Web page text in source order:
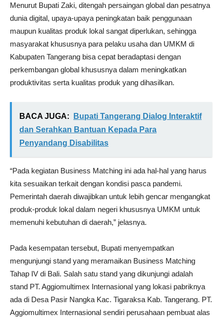
Menurut Bupati Zaki, ditengah persaingan global dan pesatnya
dunia digital, upaya-upaya peningkatan baik penggunaan
maupun kualitas produk lokal sangat diperlukan, sehingga
masyarakat khususnya para pelaku usaha dan UMKM di
Kabupaten Tangerang bisa cepat beradaptasi dengan
perkembangan global khususnya dalam meningkatkan
produktivitas serta kualitas produk yang dihasilkan.
BACA JUGA:
Bupati Tangerang Dialog Interaktif
dan Serahkan Bantuan Kepada Para
Penyandang Disabilitas
“Pada kegiatan Business Matching ini ada hal-hal yang harus
kita sesuaikan terkait dengan kondisi pasca pandemi.
Pemerintah daerah diwajibkan untuk lebih gencar mengangkat
produk-produk lokal dalam negeri khususnya UMKM untuk
memenuhi kebutuhan di daerah,” jelasnya.
Pada kesempatan tersebut, Bupati menyempatkan
mengunjungi stand yang meramaikan Business Matching
Tahap IV di Bali. Salah satu stand yang dikunjungi adalah
stand PT. Aggiomultimex Internasional yang lokasi pabriknya
ada di Desa Pasir Nangka Kac. Tigaraksa Kab. Tangerang. PT.
Aggiomultimex Internasional sendiri perusahaan pembuat alas